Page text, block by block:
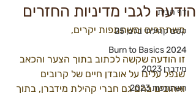
דף הבית
קסם קהילתי בלבן 25
Burn to Basics 2024
מידברן 2023
השתתפות 2023
הודעה לגבי מדיניות החזרים
משתתפים ומשתתפות יקרים,
זו הודעה שקשה לכתוב בתוך הצער והכאב
שנפל עלינו על אובדן חיים של קרובים
ואהובים בהם גם חברי קהילת מידברן, בתוך